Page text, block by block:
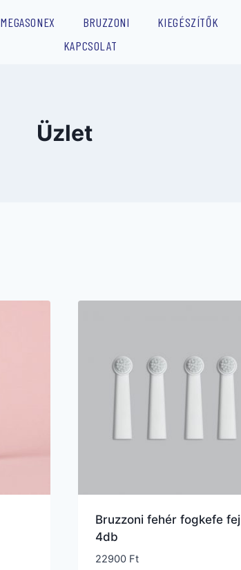
MEGASONEX BRUZZONI KIEGÉSZÍTŐK
KAPCSOLAT
Üzlet
Bruzzoni fehér fogkefe fej
4db
22900 Ft